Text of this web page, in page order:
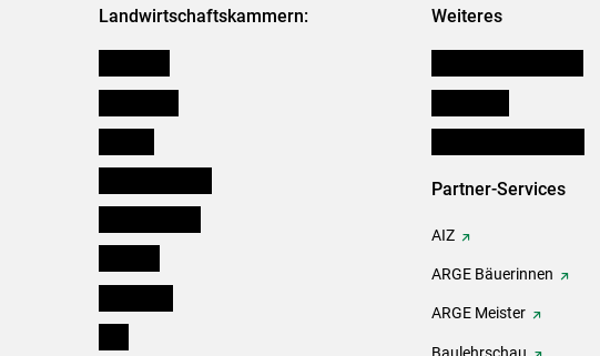
Landwirtschaftskammern: Weiteres
Partner-Services
AIZ
ARGE Bäuerinnen
ARGE Meister
Baulehrschau